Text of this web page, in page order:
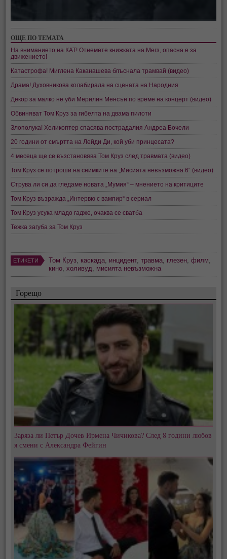
ОЩЕ ПО ТЕМАТА
На вниманието на КАТ! Отнемете книжката на Мегз, опасна е за
движението!
Катастрофа! Миглена Каканашева блъснала трамвай (видео)
Драма! Духовникова колабирала на сцената на Народния
Декор за малко не уби Мерилин Менсън по време на концерт (видео)
Обвиняват Том Круз за гибелта на двама пилоти
Злополука! Хеликоптер спасява пострадалия Андреа Бочели
20 години от смъртта на Лейди Ди, кой уби принцесата?
4 месеца ще се възстановява Том Круз след травмата (видео)
Том Круз се потроши на снимките на „Мисията невъзможна 6“ (видео)
Струва ли си да гледаме новата „Мумия“ – мнението на критиците
Том Круз възражда „Интервю с вампир“ в сериал
Том Круз усука младо гадже, очаква се сватба
Тежка загуба за Том Круз
ЕТИКЕТИ Том Круз каскада инцидент,травма глезен ,филм
кино ,холивуд мисията невъзможна
Горещо
Заряза ли Петър Дочев Ирмена Чичикова? След 8 години любов
я смени с Александра Фейгин